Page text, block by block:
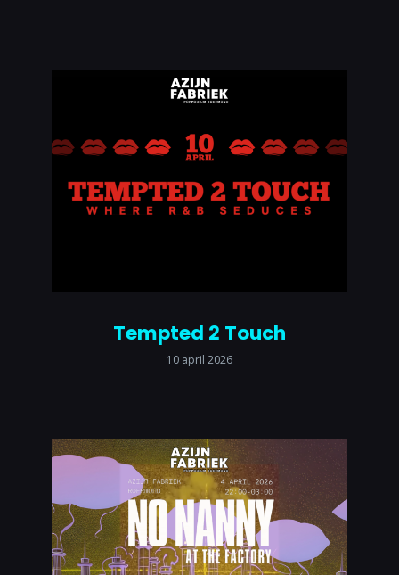
Tempted 2 Touch
10 april 2026